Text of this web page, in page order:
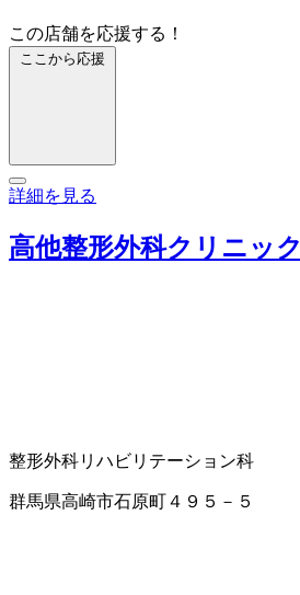
この店舗を応援する！
ここから応援
詳細を見る
高他整形外科クリニック
整形外科リハビリテーション科
群馬県高崎市石原町４９５－５